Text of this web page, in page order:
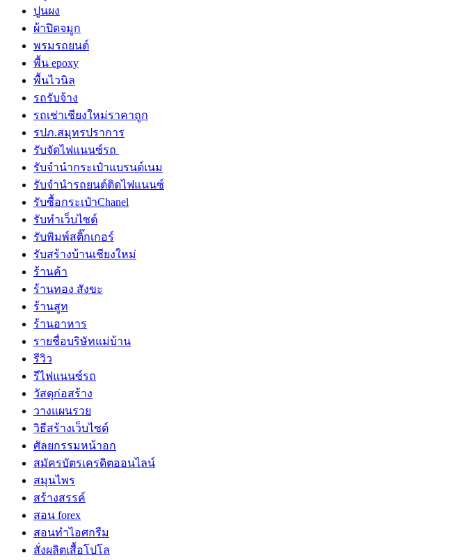
ปูนผง
ผ้าปิดจมูก
พรมรถยนต์
พื้น epoxy
พื้นไวนิล
รถรับจ้าง
รถเช่าเชียงใหม่ราคาถูก
รปภ.สมุทรปราการ
รับจัดไฟแนนซ์รถ
รับจำนำกระเป๋าแบรนด์เนม
รับจํานํารถยนต์ติดไฟแนนซ์
รับซื้อกระเป๋าChanel
รับทําเว็บไซต์
รับพิมพ์สติ๊กเกอร์
รับสร้างบ้านเชียงใหม่
ร้านค้า
ร้านทอง สังขะ
ร้านสูท
ร้านอาหาร
รายชื่อบริษัทแม่บ้าน
รีวิว
รีไฟแนนซ์รถ
วัสดุก่อสร้าง
วางแผนรวย
วิธีสร้างเว็บไซต์
ศัลยกรรมหน้าอก
สมัครบัตรเครดิตออนไลน์
สมุนไพร
สร้างสรรค์
สอน forex
สอนทำไอศกรีม
สั่งผลิตเสื้อโปโล